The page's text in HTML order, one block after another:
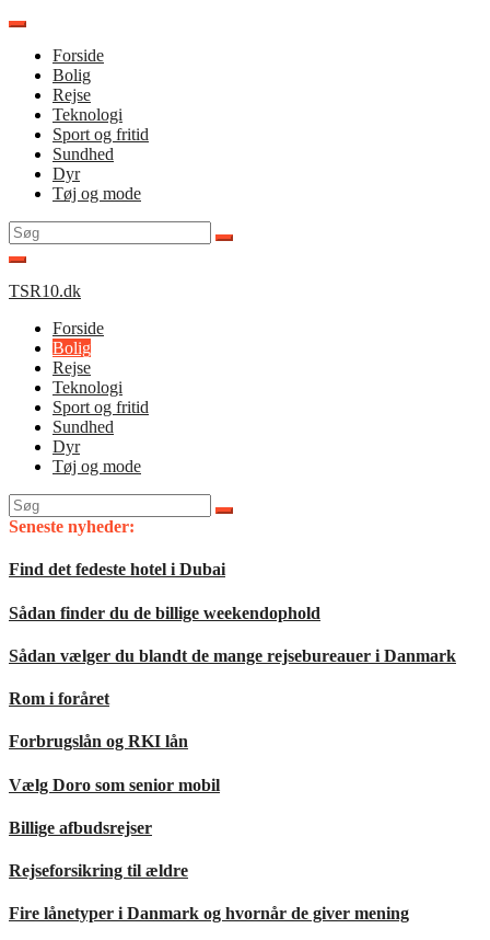
Spring
indholdForside
Bolig
Rejse
Teknologi
Sport og fritid
Sundhed
Dyr
Tøj og mode
Søg
efter:
TSR10.dk
Forside
Bolig
Rejse
Teknologi
Sport og fritid
Sundhed
Dyr
Tøj og mode
Søg
efter:
Seneste nyheder:
Find det fedeste hotel i Dubai
Sådan finder du de billige weekendophold
Sådan vælger du blandt de mange rejsebureauer i Danmark
Rom i foråret
Forbrugslån og RKI lån
Vælg Doro som senior mobil
Billige afbudsrejser
Rejseforsikring til ældre
Fire lånetyper i Danmark og hvornår de giver mening